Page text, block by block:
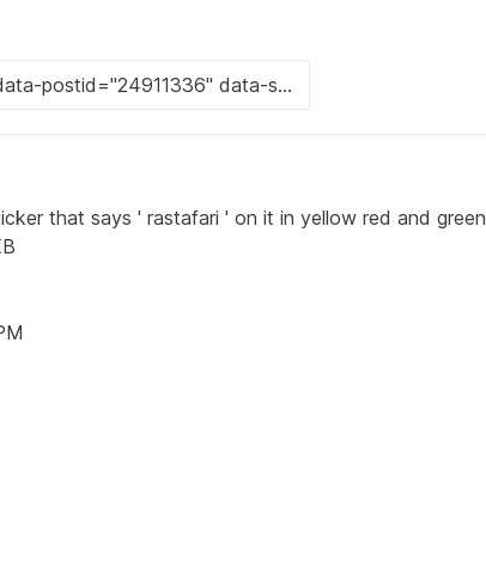
that says ' rastafari ' on it in yellow red and green